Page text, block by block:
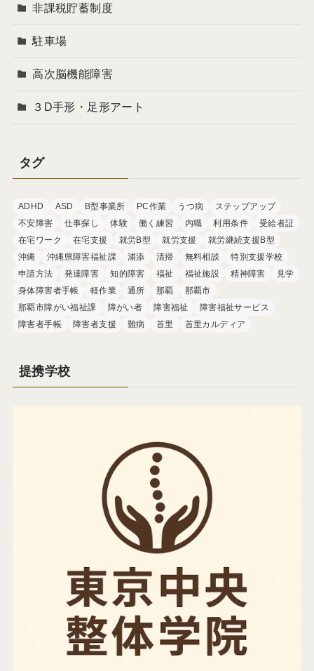
非課税貯蓄制度
駐車場
高次脳機能障害
３D手形・足形アート
タグ
ADHD ASD B型事業所 PC作業 うつ病
ステップアップ
不安障害
仕事探し 体験 働く練習 内職 利用条件
受給者証
在宅ワーク
在宅支援 就労B型 就労支援
就労継続支援B型
沖縄
沖縄県障害福祉課 浦添 清掃 無料相談
特別支援学校
申請方法
発達障害 知的障害 福祉 福祉施設 精神障害
見学
身体障害者手帳
軽作業 通所 那覇
那覇市
那覇市障がい福祉課
障がい者 障害福祉
障害福祉サービス
障害者手帳
障害者支援 難病 首里 首里カルディア
提携学校